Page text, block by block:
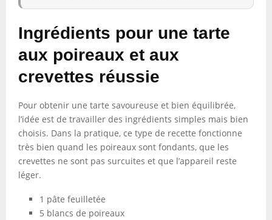
Ingrédients pour une tarte
aux poireaux et aux
crevettes réussie
Pour obtenir une tarte savoureuse et bien équilibrée,
l’idée est de travailler des ingrédients simples mais bien
choisis. Dans la pratique, ce type de recette fonctionne
très bien quand les poireaux sont fondants, que les
crevettes ne sont pas surcuites et que l’appareil reste
léger.
1 pâte feuilletée
5 blancs de poireaux